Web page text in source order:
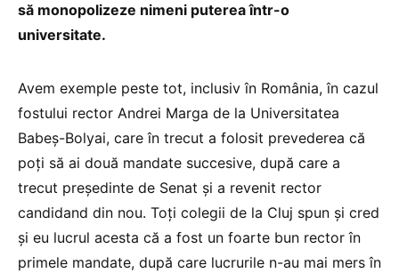
să monopolizeze nimeni puterea într-o
universitate.
Avem exemple peste tot, inclusiv în România, în cazul
fostului rector Andrei Marga de la Universitatea
Babeș-Bolyai, care în trecut a folosit prevederea că
poți să ai două mandate succesive, după care a
trecut președinte de Senat și a revenit rector
candidand din nou. Toți colegii de la Cluj spun și cred
și eu lucrul acesta că a fost un foarte bun rector în
primele mandate, după care lucrurile n-au mai mers în